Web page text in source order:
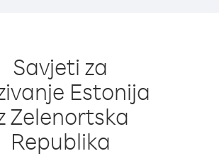
Savjeti za
Estonija
Zelenortska
Republika